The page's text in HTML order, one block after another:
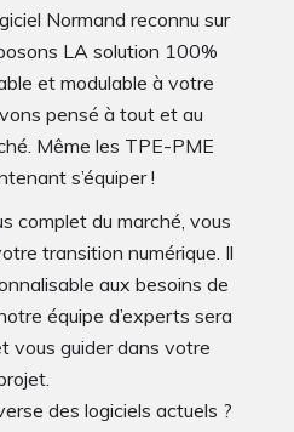
Normand reconnu sur
LA solution 100%
et modulable à votre
pensé à tout et au
Même les TPE-PME
s’équiper !
complet du marché, vous
transition numérique. Il
aux besoins de
équipe d’experts sera
vous guider dans votre
des logiciels actuels ?